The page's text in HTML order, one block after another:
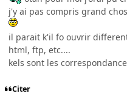
j'y ai pas compris grand
il parait k'il fo ouvrir
html, ftp, etc....
kels sont les
Citer